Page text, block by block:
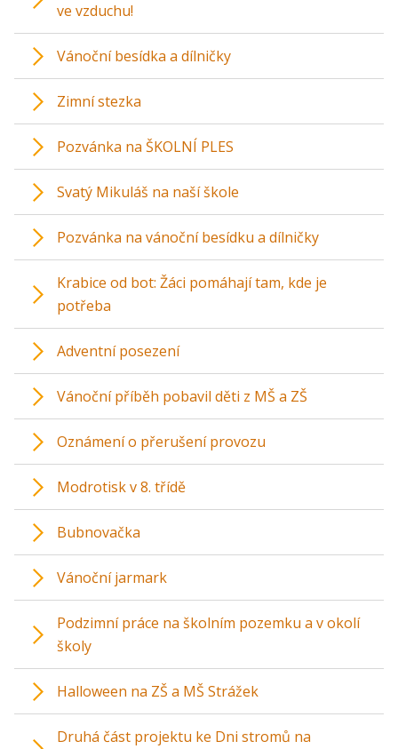
ve vzduchu!
Vánoční besídka a dílničky
Zimní stezka
Pozvánka na ŠKOLNÍ PLES
Svatý Mikuláš na naší škole
Pozvánka na vánoční besídku a dílničky
Krabice od bot: Žáci pomáhají tam, kde je
potřeba
Adventní posezení
Vánoční příběh pobavil děti z MŠ a ZŠ
Oznámení o přerušení provozu
Modrotisk v 8. třídě
Bubnovačka
Vánoční jarmark
Podzimní práce na školním pozemku a v okolí
školy
Halloween na ZŠ a MŠ Strážek
Druhá část projektu ke Dni stromů na